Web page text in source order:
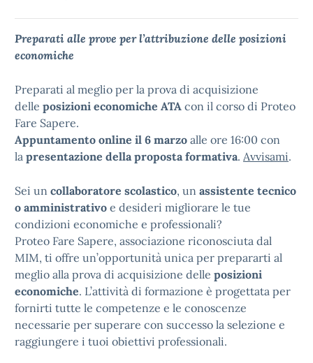
Preparati alle prove per l’attribuzione delle posizioni
economiche
Preparati al meglio per la prova di acquisizione
delle posizioni economiche ATA con il corso di Proteo
Fare Sapere.
Appuntamento online il 6 marzo alle ore 16:00 con
la presentazione della proposta formativa. Avvisami.
Sei un collaboratore scolastico, un assistente tecnico
o amministrativo e desideri migliorare le tue
condizioni economiche e professionali?
Proteo Fare Sapere, associazione riconosciuta dal
MIM, ti offre un’opportunità unica per prepararti al
meglio alla prova di acquisizione delle posizioni
economiche. L’attività di formazione è progettata per
fornirti tutte le competenze e le conoscenze
necessarie per superare con successo la selezione e
raggiungere i tuoi obiettivi professionali.